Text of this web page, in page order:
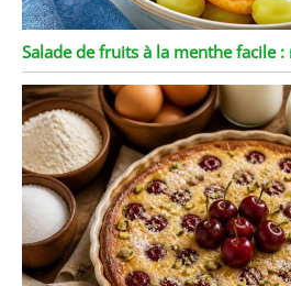
Salade de fruits à la menthe facile